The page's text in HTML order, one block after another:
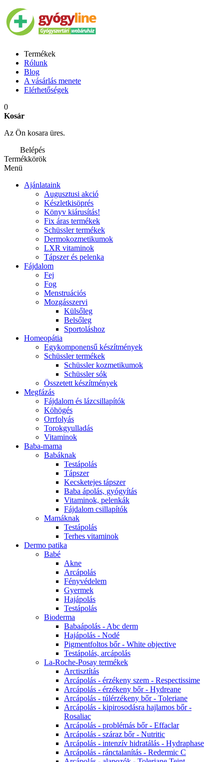
Termékek
Rólunk
Blog
A vásárlás menete
Elérhetőségek
0
Kosár
Az Ön kosara üres.
Belépés
Termékkörök
Menü
Ajánlataink
Augusztusi akció
Készletkisöprés
Könyv kiárusítás!
Fix áras termékek
Schüssler termékek
Dermokozmetikumok
LXR vitaminok
Tápszer és pelenka
Fájdalom
Fej
Fog
Menstruációs
Mozgásszervi
Külsőleg
Belsőleg
Sportoláshoz
Homeopátia
Egykomponensű készítmények
Schüssler termékek
Schüssler kozmetikumok
Schüssler sók
Összetett készítmények
Megfázás
Fájdalom és lázcsillapítók
Köhögés
Orrfolyás
Torokgyulladás
Vitaminok
Baba-mama
Babáknak
Testápolás
Tápszer
Kecsketejes tápszer
Baba ápolás, gyógyítás
Vitaminok, pelenkák
Fájdalom csillapítók
Mamáknak
Testápolás
Terhes vitaminok
Dermo patika
Babé
Akne
Arcápolás
Fényvédelem
Gyermek
Hajápolás
Testápolás
Bioderma
Babaápolás - Abc derm
Hajápolás - Nodé
Pigmentfoltos bőr - White objective
Testápolás, arcápolás
La-Roche-Posay termékek
Arctisztítás
Arcápolás - érzékeny szem - Respectissime
Arcápolás - érzékeny bőr - Hydreane
Arcápolás - túlérzékeny bőr - Toleriane
Arcápolás - kipirosodásra hajlamos bőr -
Rosaliac
Arcápolás - problémás bőr - Effaclar
Arcápolás - száraz bőr - Nutritic
Arcápolás - intenzív hidratálás - Hydraphase
Arcápolás - ránctalanítás - Redermic C